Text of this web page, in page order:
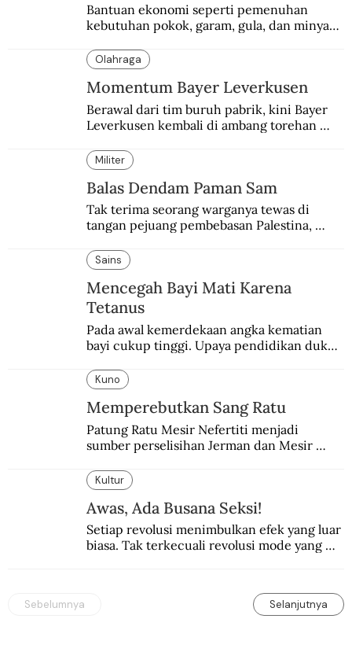
Bantuan ekonomi seperti pemenuhan
kebutuhan pokok, garam, gula, dan minyak
peringatan Hari Ibu.
Olahraga
Momentum Bayer Leverkusen
Berawal dari tim buruh pabrik, kini Bayer
Leverkusen kembali di ambang torehan
“Neverkusen”.
Militer
Balas Dendam Paman Sam
Tak terima seorang warganya tewas di
tangan pejuang pembebasan Palestina,
pembalasan.
Sains
Mencegah Bayi Mati Karena
Tetanus
Pada awal kemerdekaan angka kematian
bayi cukup tinggi. Upaya pendidikan dukun
Kuno
Memperebutkan Sang Ratu
Patung Ratu Mesir Nefertiti menjadi
sumber perselisihan Jerman dan Mesir
Kultur
Awas, Ada Busana Seksi!
Setiap revolusi menimbulkan efek yang luar
biasa. Tak terkecuali revolusi mode yang
Sebelumnya Selanjutnya